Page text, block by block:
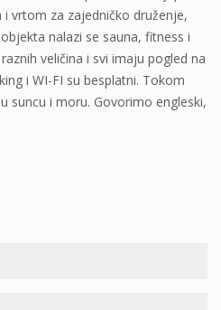
vrtom za zajedničko druženje,
nalazi se sauna, fitness i
veličina i svi imaju pogled na
i WI-FI su besplatni. Tokom
suncu i moru. Govorimo engleski,